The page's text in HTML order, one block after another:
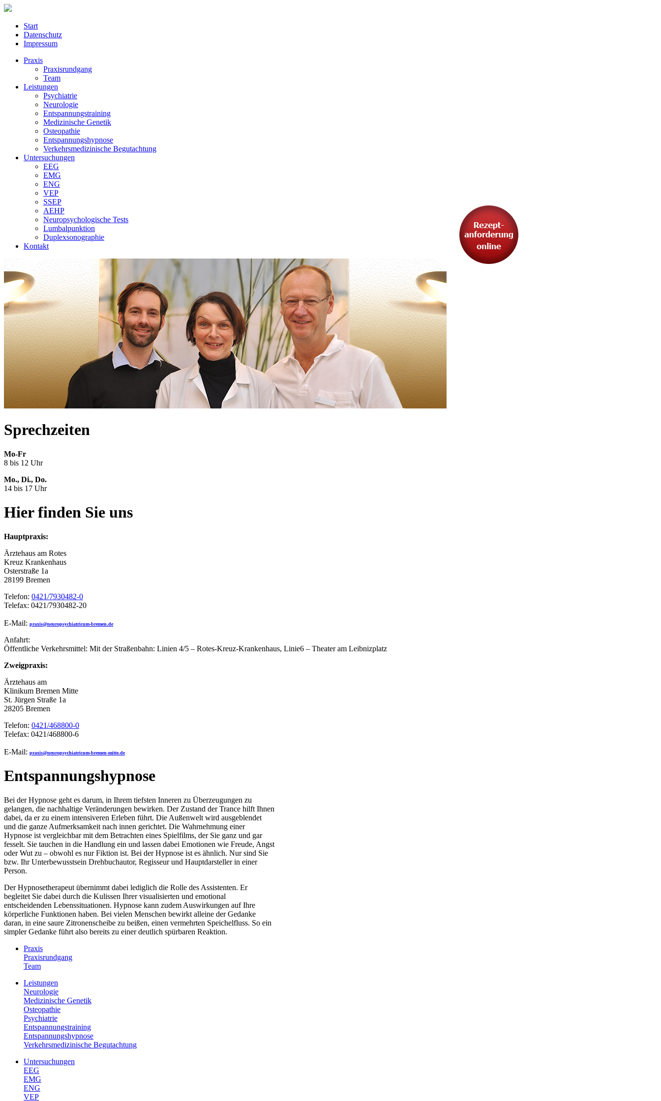
Start
Datenschutz
Impressum
Praxis
Praxisrundgang
Team
Leistungen
Psychiatrie
Neurologie
Entspannungstraining
Medizinische Genetik
Osteopathie
Entspannungshypnose
Verkehrsmedizinische Begutachtung
Untersuchungen
EEG
EMG
ENG
VEP
SSEP
AEHP
Neuropsychologische Tests
Lumbalpunktion
Duplexsonographie
Kontakt
Sprechzeiten
Mo-Fr
8 bis 12 Uhr
Mo., Di., Do.
14 bis 17 Uhr
Hier finden Sie uns
Hauptpraxis:
Ärztehaus am Rotes
Kreuz Krankenhaus
Osterstraße 1a
28199 Bremen
Telefon: 0421/7930482-0
Telefax: 0421/7930482-20
E-Mail: praxis@neuropsychiatricum-bremen.de
Anfahrt:
Öffentliche Verkehrsmittel: Mit der Straßenbahn: Linien 4/5 – Rotes-Kreuz-Krankenhaus, Linie6 – Theater am Leibnizplatz
Zweigpraxis:
Ärztehaus am
Klinikum Bremen Mitte
St. Jürgen Straße 1a
28205 Bremen
Telefon: 0421/468800-0
Telefax: 0421/468800-6
E-Mail: praxis@neuropsychiatricum-bremen-mitte.de
Entspannungshypnose
Bei der Hypnose geht es darum, in Ihrem tiefsten Inneren zu Überzeugungen zu
gelangen, die nachhaltige Veränderungen bewirken. Der Zustand der Trance hilft Ihnen
dabei, da er zu einem intensiveren Erleben führt. Die Außenwelt wird ausgeblendet
und die ganze Aufmerksamkeit nach innen gerichtet. Die Wahrnehmung einer
Hypnose ist vergleichbar mit dem Betrachten eines Spielfilms, der Sie ganz und gar
fesselt. Sie tauchen in die Handlung ein und lassen dabei Emotionen wie Freude, Angst
oder Wut zu – obwohl es nur Fiktion ist. Bei der Hypnose ist es ähnlich. Nur sind Sie
bzw. Ihr Unterbewusstsein Drehbuchautor, Regisseur und Hauptdarsteller in einer
Person.
Der Hypnosetherapeut übernimmt dabei lediglich die Rolle des Assistenten. Er
begleitet Sie dabei durch die Kulissen Ihrer visualisierten und emotional
entscheidenden Lebenssituationen. Hypnose kann zudem Auswirkungen auf Ihre
körperliche Funktionen haben. Bei vielen Menschen bewirkt alleine der Gedanke
daran, in eine saure Zitronenscheibe zu beißen, einen vermehrten Speichelfluss. So ein
simpler Gedanke führt also bereits zu einer deutlich spürbaren Reaktion.
Praxis
Praxisrundgang
Team
Leistungen
Neurologie
Medizinische Genetik
Osteopathie
Psychiatrie
Entspannungstraining
Entspannungshypnose
Verkehrsmedizinische Begutachtung
Untersuchungen
EEG
EMG
ENG
VEP